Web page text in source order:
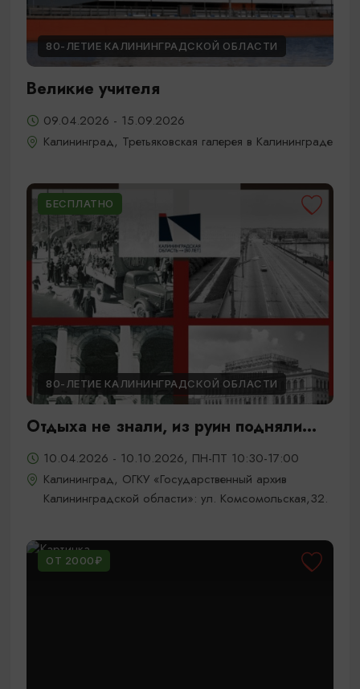
80-ЛЕТИЕ КАЛИНИНГРАДСКОЙ ОБЛАСТИ
Великие учителя
09.04.2026 - 15.09.2026
Калининград, Третьяковская галерея в Калининграде
БЕСПЛАТНО
80-ЛЕТИЕ КАЛИНИНГРАДСКОЙ ОБЛАСТИ
Отдыха не знали, из руин подняли...
10.04.2026 - 10.10.2026, ПН-ПТ 10:30-17:00
Калининград, ОГКУ «Государственный архив
Калининградской области»: ул. Комсомольская,32.
ОТ 2000₽